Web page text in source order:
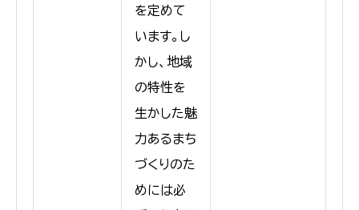
を定めて
います。し
かし、地域
の特性を
生かした魅
力あるまち
づくりのた
めには必